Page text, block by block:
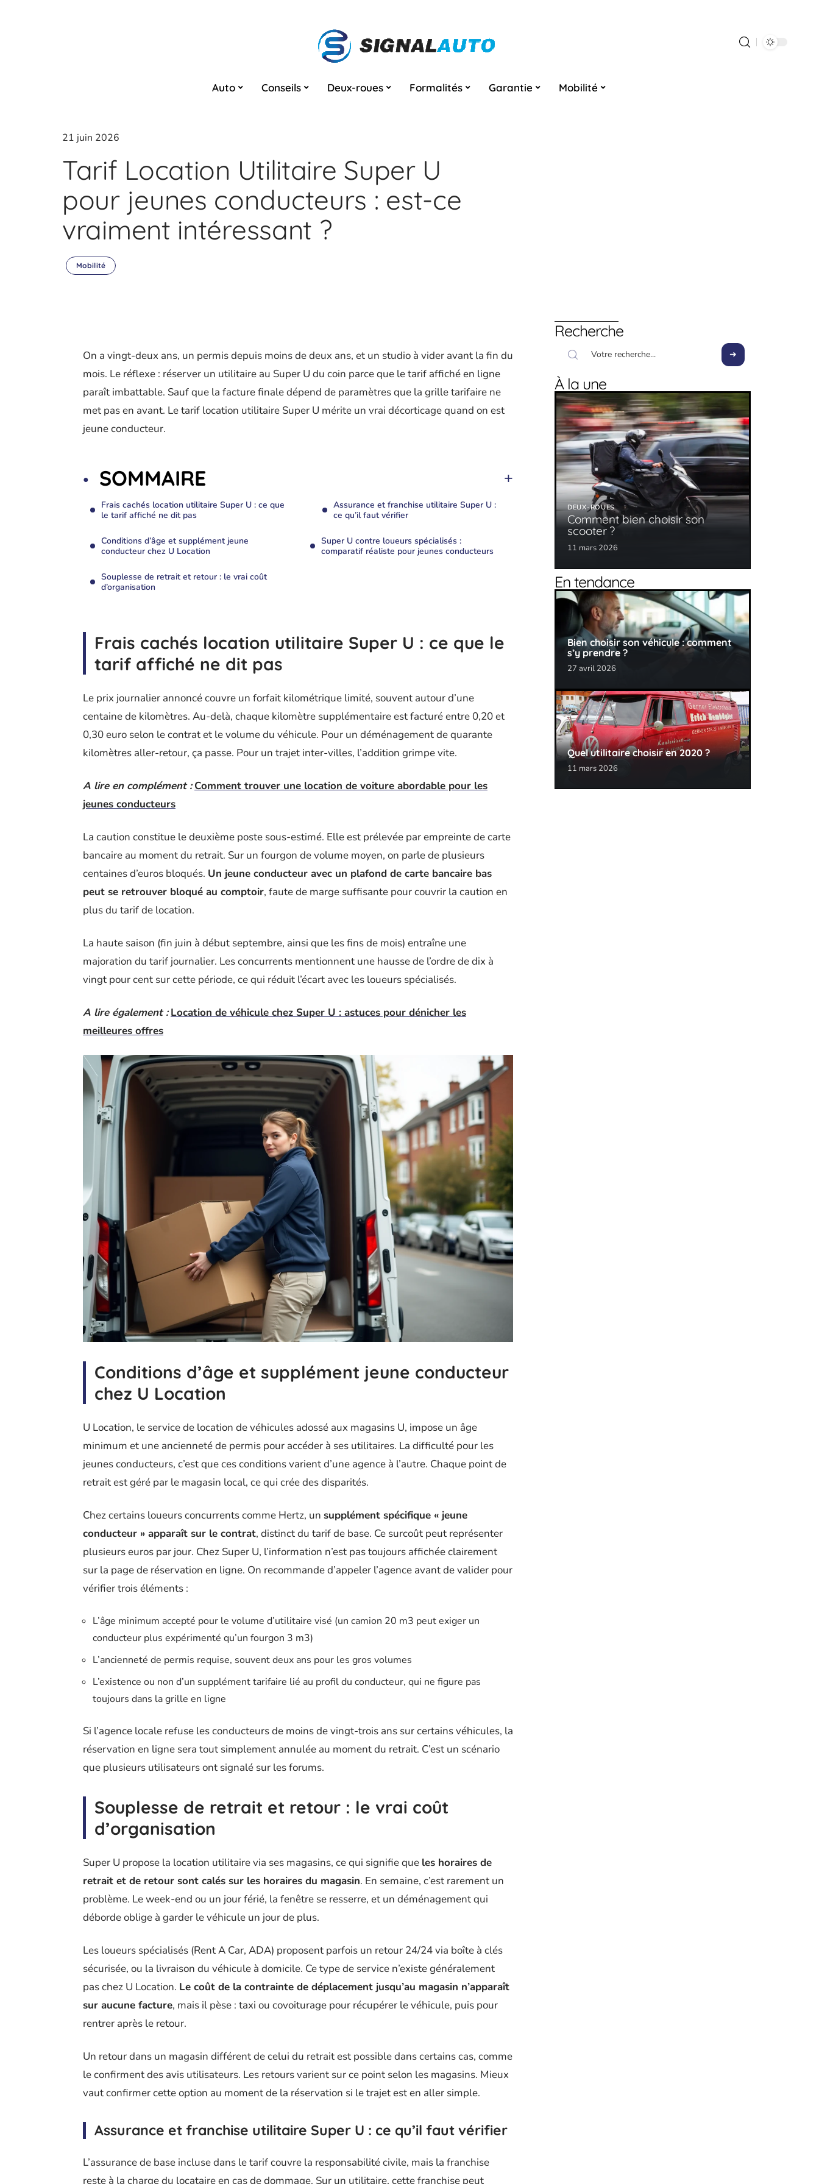
Auto Conseils Deux-roues Formalités Garantie Mobilité
21 juin 2026
Tarif Location Utilitaire Super U
pour jeunes conducteurs : est-ce
vraiment intéressant ?
Mobilité
On a vingt-deux ans, un permis depuis moins de deux ans, et un studio à vider avant la fin du
mois. Le réflexe : réserver un utilitaire au Super U du coin parce que le tarif affiché en ligne
paraît imbattable. Sauf que la facture finale dépend de paramètres que la grille tarifaire ne
met pas en avant. Le tarif location utilitaire Super U mérite un vrai décorticage quand on est
jeune conducteur.
SOMMAIRE
Frais cachés location utilitaire Super U : ce que
le tarif affiché ne dit pas
Conditions d’âge et supplément jeune
conducteur chez U Location
Souplesse de retrait et retour : le vrai coût
d’organisation
Assurance et franchise utilitaire Super U :
ce qu’il faut vérifier
Super U contre loueurs spécialisés :
comparatif réaliste pour jeunes conducteurs
Frais cachés location utilitaire Super U : ce que le
tarif affiché ne dit pas
Le prix journalier annoncé couvre un forfait kilométrique limité, souvent autour d’une
centaine de kilomètres. Au-delà, chaque kilomètre supplémentaire est facturé entre 0,20 et
0,30 euro selon le contrat et le volume du véhicule. Pour un déménagement de quarante
kilomètres aller-retour, ça passe. Pour un trajet inter-villes, l’addition grimpe vite.
A lire en complément : Comment trouver une location de voiture abordable pour les
jeunes conducteurs
La caution constitue le deuxième poste sous-estimé. Elle est prélevée par empreinte de carte
bancaire au moment du retrait. Sur un fourgon de volume moyen, on parle de plusieurs
centaines d’euros bloqués. Un jeune conducteur avec un plafond de carte bancaire bas
peut se retrouver bloqué au comptoir, faute de marge suffisante pour couvrir la caution en
plus du tarif de location.
La haute saison (fin juin à début septembre, ainsi que les fins de mois) entraîne une
majoration du tarif journalier. Les concurrents mentionnent une hausse de l’ordre de dix à
vingt pour cent sur cette période, ce qui réduit l’écart avec les loueurs spécialisés.
A lire également : Location de véhicule chez Super U : astuces pour dénicher les
meilleures offres
Conditions d’âge et supplément jeune conducteur
chez U Location
U Location, le service de location de véhicules adossé aux magasins U, impose un âge
minimum et une ancienneté de permis pour accéder à ses utilitaires. La difficulté pour les
jeunes conducteurs, c’est que ces conditions varient d’une agence à l’autre. Chaque point de
retrait est géré par le magasin local, ce qui crée des disparités.
Chez certains loueurs concurrents comme Hertz, un supplément spécifique « jeune
conducteur » apparaît sur le contrat, distinct du tarif de base. Ce surcoût peut représenter
plusieurs euros par jour. Chez Super U, l’information n’est pas toujours affichée clairement
sur la page de réservation en ligne. On recommande d’appeler l’agence avant de valider pour
vérifier trois éléments :
L’âge minimum accepté pour le volume d’utilitaire visé (un camion 20 m3 peut exiger un
conducteur plus expérimenté qu’un fourgon 3 m3)
L’ancienneté de permis requise, souvent deux ans pour les gros volumes
L’existence ou non d’un supplément tarifaire lié au profil du conducteur, qui ne figure pas
toujours dans la grille en ligne
Si l’agence locale refuse les conducteurs de moins de vingt-trois ans sur certains véhicules, la
réservation en ligne sera tout simplement annulée au moment du retrait. C’est un scénario
que plusieurs utilisateurs ont signalé sur les forums.
Souplesse de retrait et retour : le vrai coût
d’organisation
Super U propose la location utilitaire via ses magasins, ce qui signifie que les horaires de
retrait et de retour sont calés sur les horaires du magasin. En semaine, c’est rarement un
problème. Le week-end ou un jour férié, la fenêtre se resserre, et un déménagement qui
déborde oblige à garder le véhicule un jour de plus.
Les loueurs spécialisés (Rent A Car, ADA) proposent parfois un retour 24/24 via boîte à clés
sécurisée, ou la livraison du véhicule à domicile. Ce type de service n’existe généralement
pas chez U Location. Le coût de la contrainte de déplacement jusqu’au magasin n’apparaît
sur aucune facture, mais il pèse : taxi ou covoiturage pour récupérer le véhicule, puis pour
rentrer après le retour.
Un retour dans un magasin différent de celui du retrait est possible dans certains cas, comme
le confirment des avis utilisateurs. Les retours varient sur ce point selon les magasins. Mieux
vaut confirmer cette option au moment de la réservation si le trajet est en aller simple.
Assurance et franchise utilitaire Super U : ce qu’il faut vérifier
L’assurance de base incluse dans le tarif couvre la responsabilité civile, mais la franchise
reste à la charge du locataire en cas de dommage. Sur un utilitaire, cette franchise peut
Recherche
À la une
DEUX-ROUES
Comment bien choisir son
scooter ?
11 mars 2026
En tendance
Bien choisir son véhicule : comment
s’y prendre ?
27 avril 2026
Quel utilitaire choisir en 2020 ?
11 mars 2026